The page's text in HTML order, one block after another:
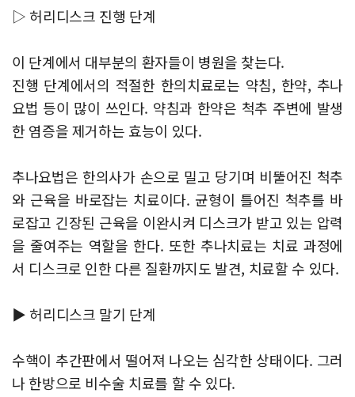
▷ 허리디스크 진행 단계
​이 단계에서 대부분의 환자들이 병원을 찾는다.
진행 단계에서의 적절한 한의치료로는 약침, 한약, 추나
요법 등이 많이 쓰인다. 약침과 한약은 척추 주변에 발생
한 염증을 제거하는 효능이 있다.
추나요법은 한의사가 손으로 밀고 당기며 비뚤어진 척추
와 근육을 바로잡는 치료이다. 균형이 틀어진 척추를 바
로잡고 긴장된 근육을 이완시켜 디스크가 받고 있는 압력
을 줄여주는 역할을 한다. 또한 추나치료는 치료 과정에
서 디스크로 인한 다른 질환까지도 발견, 치료할 수 있다.
▶ 허리디스크 말기 단계
수핵이 추간판에서 떨어져 나오는 심각한 상태이다. 그러
나 한방으로 비수술 치료를 할 수 있다.